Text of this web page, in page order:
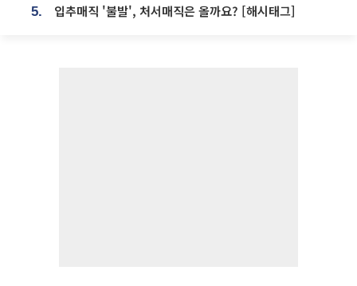
5. 입추매직 '불발', 처서매직은 올까요? [해시태그]